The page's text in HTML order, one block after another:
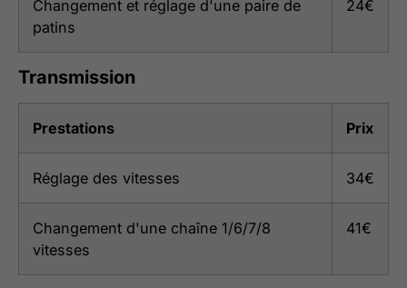
Changement et réglage d'une paire de
patins
24€
Transmission
Prestations Prix
Réglage des vitesses 34€
Changement d'une chaîne 1/6/7/8
vitesses
41€